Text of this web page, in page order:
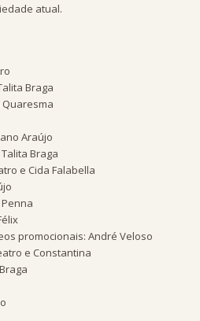
atual.
Braga
Araújo
Braga
e Cida Falabella
promocionais: André Veloso
e Constantina